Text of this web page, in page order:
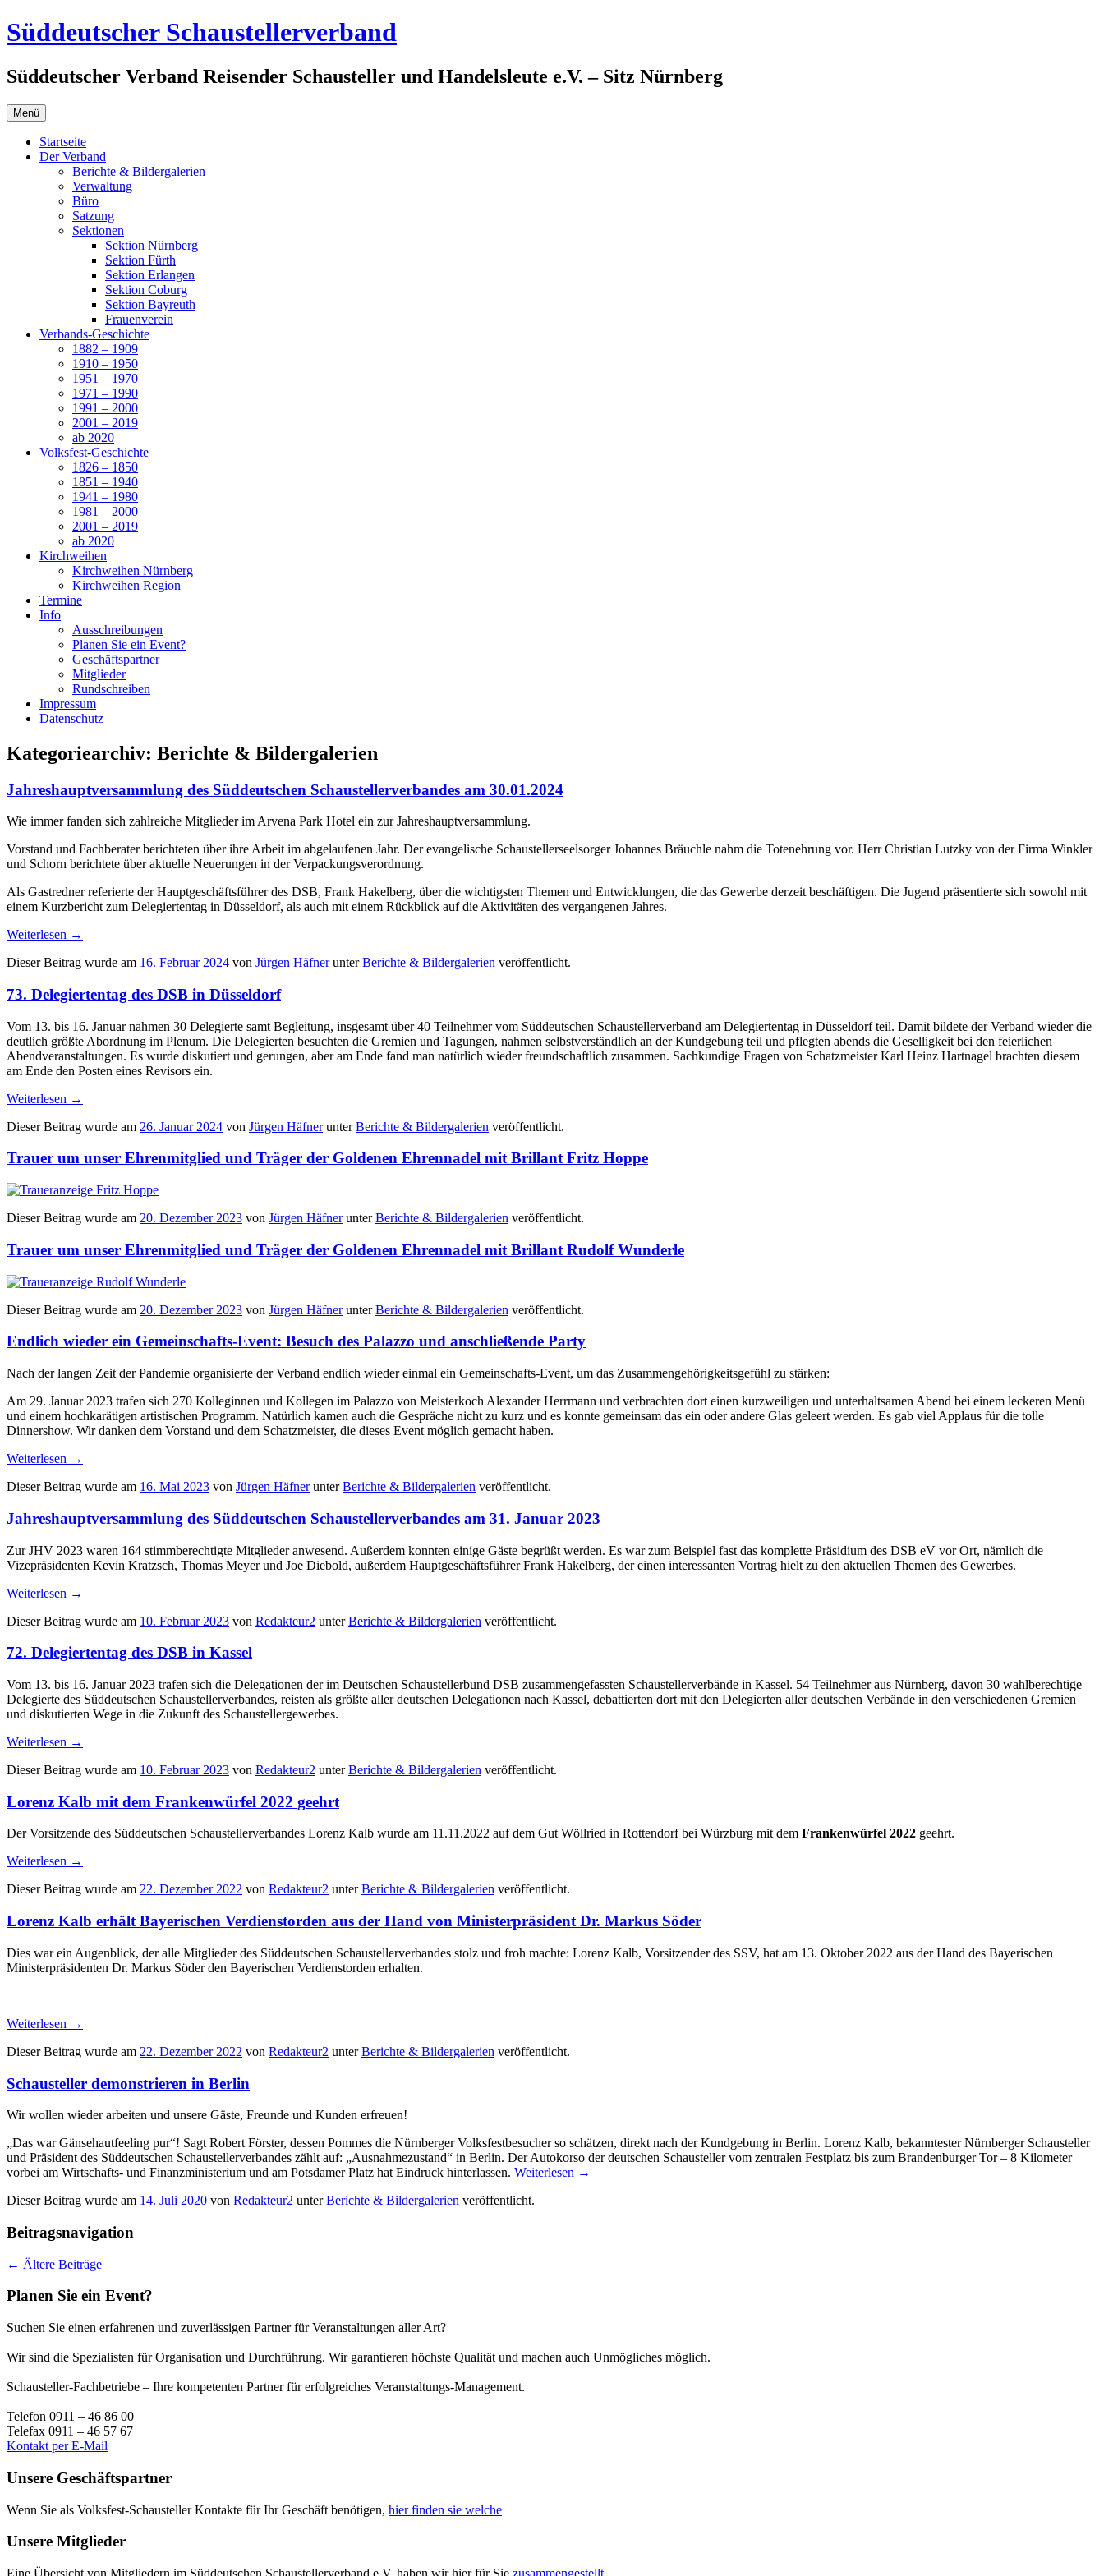
Zum
Inhalt
Süddeutscher Schaustellerverband
Süddeutscher Verband Reisender Schausteller und Handelsleute e.V. – Sitz Nürnberg
Menü
Startseite
Der Verband
Berichte & Bildergalerien
Verwaltung
Büro
Satzung
Sektionen
Sektion Nürnberg
Sektion Fürth
Sektion Erlangen
Sektion Coburg
Sektion Bayreuth
Frauenverein
Verbands-Geschichte
1882 – 1909
1910 – 1950
1951 – 1970
1971 – 1990
1991 – 2000
2001 – 2019
ab 2020
Volksfest-Geschichte
1826 – 1850
1851 – 1940
1941 – 1980
1981 – 2000
2001 – 2019
ab 2020
Kirchweihen
Kirchweihen Nürnberg
Kirchweihen Region
Termine
Info
Ausschreibungen
Planen Sie ein Event?
Geschäftspartner
Mitglieder
Rundschreiben
Impressum
Datenschutz
Kategoriearchiv: Berichte & Bildergalerien
Jahreshauptversammlung des Süddeutschen Schaustellerverbandes am 30.01.2024
Wie immer fanden sich zahlreiche Mitglieder im Arvena Park Hotel ein zur Jahreshauptversammlung.
Vorstand und Fachberater berichteten über ihre Arbeit im abgelaufenen Jahr. Der evangelische Schaustellerseelsorger Johannes Bräuchle nahm die Totenehrung vor. Herr Christian Lutzky von der Firma Winkler
und Schorn berichtete über aktuelle Neuerungen in der Verpackungsverordnung.
Als Gastredner referierte der Hauptgeschäftsführer des DSB, Frank Hakelberg, über die wichtigsten Themen und Entwicklungen, die das Gewerbe derzeit beschäftigen. Die Jugend präsentierte sich sowohl mit
einem Kurzbericht zum Delegiertentag in Düsseldorf, als auch mit einem Rückblick auf die Aktivitäten des vergangenen Jahres.
Weiterlesen →
Dieser Beitrag wurde am 16. Februar 2024 von Jürgen HäfnerunterBerichte & Bildergalerien veröffentlicht.
73. Delegiertentag des DSB in Düsseldorf
Vom 13. bis 16. Januar nahmen 30 Delegierte samt Begleitung, insgesamt über 40 Teilnehmer vom Süddeutschen Schaustellerverband am Delegiertentag in Düsseldorf teil. Damit bildete der Verband wieder die
deutlich größte Abordnung im Plenum. Die Delegierten besuchten die Gremien und Tagungen, nahmen selbstverständlich an der Kundgebung teil und pflegten abends die Geselligkeit bei den feierlichen
Abendveranstaltungen. Es wurde diskutiert und gerungen, aber am Ende fand man natürlich wieder freundschaftlich zusammen. Sachkundige Fragen von Schatzmeister Karl Heinz Hartnagel brachten diesem
am Ende den Posten eines Revisors ein.
Weiterlesen →
Dieser Beitrag wurde am 26. Januar 2024 von Jürgen HäfnerunterBerichte & Bildergalerien veröffentlicht.
Trauer um unser Ehrenmitglied und Träger der Goldenen Ehrennadel mit Brillant Fritz Hoppe
Dieser Beitrag wurde am 20. Dezember 2023 von Jürgen HäfnerunterBerichte & Bildergalerien veröffentlicht.
Trauer um unser Ehrenmitglied und Träger der Goldenen Ehrennadel mit Brillant Rudolf Wunderle
Dieser Beitrag wurde am 20. Dezember 2023 von Jürgen HäfnerunterBerichte & Bildergalerien veröffentlicht.
Endlich wieder ein Gemeinschafts-Event: Besuch des Palazzo und anschließende Party
Nach der langen Zeit der Pandemie organisierte der Verband endlich wieder einmal ein Gemeinschafts-Event, um das Zusammengehörigkeitsgefühl zu stärken:
Am 29. Januar 2023 trafen sich 270 Kolleginnen und Kollegen im Palazzo von Meisterkoch Alexander Herrmann und verbrachten dort einen kurzweiligen und unterhaltsamen Abend bei einem leckeren Menü
und einem hochkarätigen artistischen Programm. Natürlich kamen auch die Gespräche nicht zu kurz und es konnte gemeinsam das ein oder andere Glas geleert werden. Es gab viel Applaus für die tolle
Dinnershow. Wir danken dem Vorstand und dem Schatzmeister, die dieses Event möglich gemacht haben.
Weiterlesen →
Dieser Beitrag wurde am 16. Mai 2023 von Jürgen HäfnerunterBerichte & Bildergalerien veröffentlicht.
Jahreshauptversammlung des Süddeutschen Schaustellerverbandes am 31. Januar 2023
Zur JHV 2023 waren 164 stimmberechtigte Mitglieder anwesend. Außerdem konnten einige Gäste begrüßt werden. Es war zum Beispiel fast das komplette Präsidium des DSB eV vor Ort, nämlich die
Vizepräsidenten Kevin Kratzsch, Thomas Meyer und Joe Diebold, außerdem Hauptgeschäftsführer Frank Hakelberg, der einen interessanten Vortrag hielt zu den aktuellen Themen des Gewerbes.
Weiterlesen →
Dieser Beitrag wurde am 10. Februar 2023 von Redakteur2 unterBerichte & Bildergalerien veröffentlicht.
72. Delegiertentag des DSB in Kassel
Vom 13. bis 16. Januar 2023 trafen sich die Delegationen der im Deutschen Schaustellerbund DSB zusammengefassten Schaustellerverbände in Kassel. 54 Teilnehmer aus Nürnberg, davon 30 wahlberechtige
Delegierte des Süddeutschen Schaustellerverbandes, reisten als größte aller deutschen Delegationen nach Kassel, debattierten dort mit den Delegierten aller deutschen Verbände in den verschiedenen Gremien
und diskutierten Wege in die Zukunft des Schaustellergewerbes.
Weiterlesen →
Dieser Beitrag wurde am 10. Februar 2023 von Redakteur2 unterBerichte & Bildergalerien veröffentlicht.
Lorenz Kalb mit dem Frankenwürfel 2022 geehrt
Der Vorsitzende des Süddeutschen Schaustellerverbandes Lorenz Kalb wurde am 11.11.2022 auf dem Gut Wöllried in Rottendorf bei Würzburg mit dem Frankenwürfel 2022 geehrt.
Weiterlesen →
Dieser Beitrag wurde am 22. Dezember 2022 von Redakteur2 unterBerichte & Bildergalerien veröffentlicht.
Lorenz Kalb erhält Bayerischen Verdienstorden aus der Hand von Ministerpräsident Dr. Markus Söder
Dies war ein Augenblick, der alle Mitglieder des Süddeutschen Schaustellerverbandes stolz und froh machte: Lorenz Kalb, Vorsitzender des SSV, hat am 13. Oktober 2022 aus der Hand des Bayerischen
Ministerpräsidenten Dr. Markus Söder den Bayerischen Verdienstorden erhalten.
Weiterlesen →
Dieser Beitrag wurde am 22. Dezember 2022 von Redakteur2 unterBerichte & Bildergalerien veröffentlicht.
Schausteller demonstrieren in Berlin
Wir wollen wieder arbeiten und unsere Gäste, Freunde und Kunden erfreuen!
„Das war Gänsehautfeeling pur“! Sagt Robert Förster, dessen Pommes die Nürnberger Volksfestbesucher so schätzen, direkt nach der Kundgebung in Berlin. Lorenz Kalb, bekanntester Nürnberger Schausteller
und Präsident des Süddeutschen Schaustellerverbandes zählt auf: „Ausnahmezustand“ in Berlin. Der Autokorso der deutschen Schausteller vom zentralen Festplatz bis zum Brandenburger Tor – 8 Kilometer
vorbei am Wirtschafts- und Finanzministerium und am Potsdamer Platz hat Eindruck hinterlassen. Weiterlesen →
Dieser Beitrag wurde am 14. Juli 2020 von Redakteur2 unterBerichte & Bildergalerien veröffentlicht.
Beitragsnavigation
← Ältere Beiträge
Planen Sie ein Event?
Suchen Sie einen erfahrenen und zuverlässigen Partner für Veranstaltungen aller Art?
Wir sind die Spezialisten für Organisation und Durchführung. Wir garantieren höchste Qualität und machen auch Unmögliches möglich.
Schausteller-Fachbetriebe – Ihre kompetenten Partner für erfolgreiches Veranstaltungs-Management.
Telefon 0911 – 46 86 00
Telefax 0911 – 46 57 67
Kontakt per E-Mail
Unsere Geschäftspartner
Wenn Sie als Volksfest-Schausteller Kontakte für Ihr Geschäft benötigen, hier finden sie welche
Unsere Mitglieder
Eine Übersicht von Mitgliedern im Süddeutschen Schaustellerverband e.V. haben wir hier für Sie zusammengestellt